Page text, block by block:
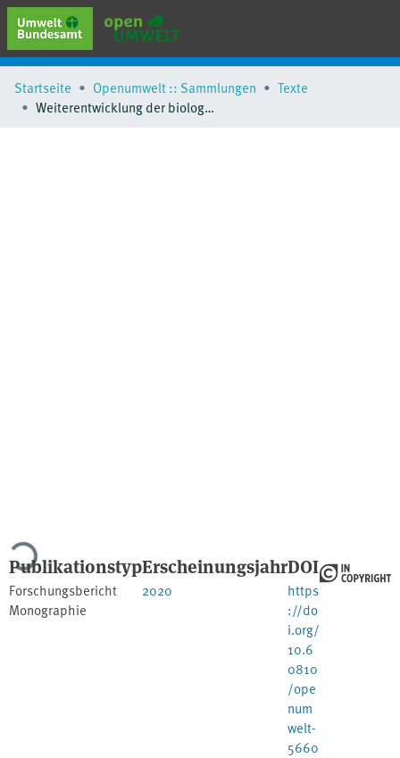
erweiterte Suche
Browse
Startseite Openumwelt :: Sammlungen
Texte
Weiterentwicklung der biologischen Bewertungsverfahren zur EG-Wasserrahmenrichtlinie (EG-WRRL) unter besonderer Berücksichtigung der großen Flüsse
Publikationstyp
Forschungsbericht
Monographie
Erscheinungsjahr
2020
DOI
https
://do
i.org/
10.6
0810
/ope
num
welt-
5660